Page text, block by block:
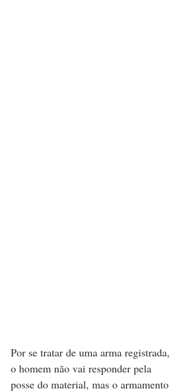
Por se tratar de uma arma registrada,
o homem não vai responder pela
posse do material, mas o armamento